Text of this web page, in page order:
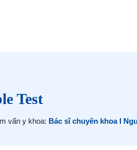
Test
vấn y khoa: Bác sĩ chuyên khoa I